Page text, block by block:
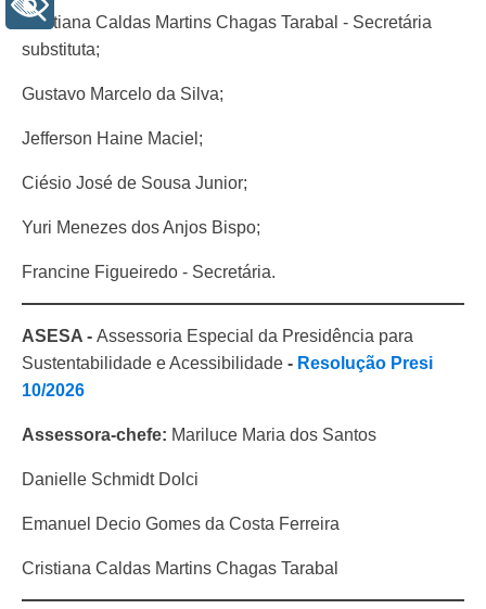
Cristiana Caldas Martins Chagas Tarabal - Secretária
substituta;
Gustavo Marcelo da Silva;
Jefferson Haine Maciel;
Ciésio José de Sousa Junior;
Yuri Menezes dos Anjos Bispo;
Francine Figueiredo - Secretária.
ASESA - Assessoria Especial da Presidência para
Sustentabilidade e Acessibilidade - Resolução Presi
10/2026
Assessora-chefe: Mariluce Maria dos Santos
Danielle Schmidt Dolci
Emanuel Decio Gomes da Costa Ferreira
Cristiana Caldas Martins Chagas Tarabal